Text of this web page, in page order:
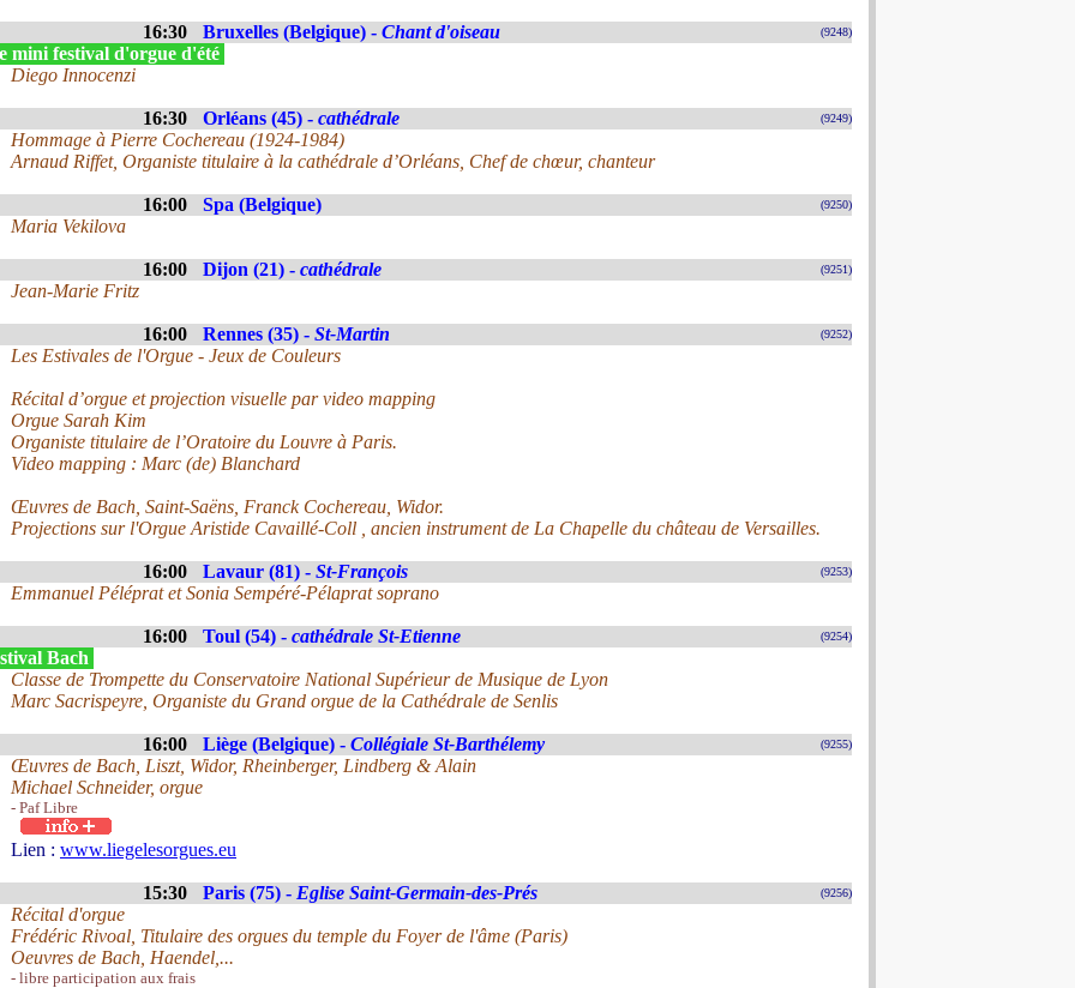
16:30 Bruxelles (Belgique) - Chant d'oiseau (9248)
mini festival d'orgue d'été
Diego Innocenzi
16:30 Orléans (45) - cathédrale (9249)
Hommage à Pierre Cochereau (1924-1984)
Arnaud Riffet, Organiste titulaire à la cathédrale d’Orléans, Chef de chœur, chanteur
16:00 Spa (Belgique) (9250)
Maria Vekilova
16:00 Dijon (21) - cathédrale (9251)
Jean-Marie Fritz
16:00 Rennes (35) - St-Martin (9252)
Les Estivales de l'Orgue - Jeux de Couleurs
Récital d’orgue et projection visuelle par video mapping
Orgue Sarah Kim
Organiste titulaire de l’Oratoire du Louvre à Paris.
Video mapping : Marc (de) Blanchard
Œuvres de Bach, Saint-Saëns, Franck Cochereau, Widor.
Projections sur l'Orgue Aristide Cavaillé-Coll , ancien instrument de La Chapelle du château de Versailles.
16:00 Lavaur (81) - St-François (9253)
Emmanuel Péléprat et Sonia Sempéré-Pélaprat soprano
16:00 Toul (54) - cathédrale St-Etienne (9254)
Bach
Classe de Trompette du Conservatoire National Supérieur de Musique de Lyon
Marc Sacrispeyre, Organiste du Grand orgue de la Cathédrale de Senlis
16:00 Liège (Belgique) - Collégiale St-Barthélemy (9255)
Œuvres de Bach, Liszt, Widor, Rheinberger, Lindberg & Alain
Michael Schneider, orgue
- Paf Libre
Lien : www.liegelesorgues.eu
15:30 Paris (75) - Eglise Saint-Germain-des-Prés (9256)
Récital d'orgue
Frédéric Rivoal, Titulaire des orgues du temple du Foyer de l'âme (Paris)
Oeuvres de Bach, Haendel,...
- libre participation aux frais